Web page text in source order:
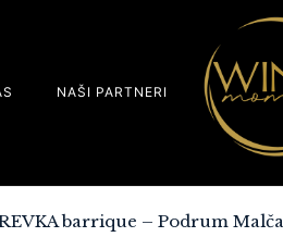
NAŠI PARTNERI
barrique – Podrum Malča